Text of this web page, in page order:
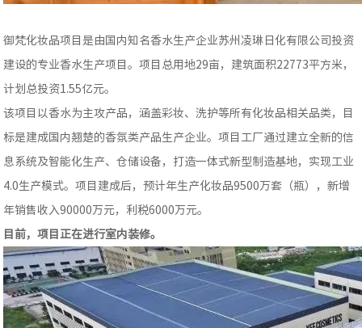
御梵化妆品项目是由国内知名香水生产企业苏州凌琳日化有限公司投资
建设的专业香水生产项目。项目总用地29亩，建筑面积22773平方米，
计划总投资1.55亿元。
该项目以香水为主攻产品，涵盖彩妆、洗护等所有化妆品相关品类，目
标是建成国内翘楚的香氛类产品生产企业。项目工厂通过建立全新的信
息系统及智能化生产、仓储设备，打造一体式新型制造基地，实现工业
4.0生产模式。项目建成后，预计年生产化妆品9500万套（瓶），新增
年销售收入90000万元，利税6000万元。
目前，项目正在进行室内装修。